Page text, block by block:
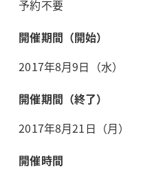
予約不要
開催期間（開始）
2017年8月9日（水）
開催期間（終了）
2017年8月21日（月）
開催時間